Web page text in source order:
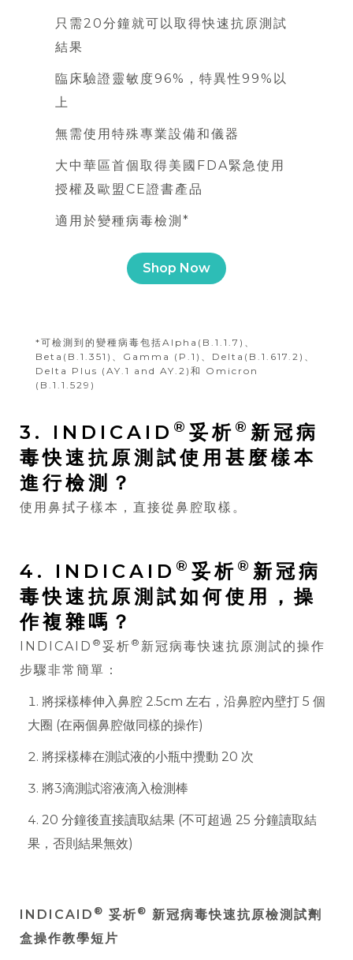
只需20分鐘就可以取得快速抗原測試
結果
臨床驗證靈敏度96%，特異性99%以
上
無需使用特殊專業設備和儀器
大中華區首個取得美國FDA緊急使用
授權及歐盟CE證書產品
適用於變種病毒檢測*
Shop Now
*可檢測到的變種病毒包括Alpha(B.1.1.7)、
Beta(B.1.351)、Gamma (P.1)、Delta(B.1.617.2)、
Delta Plus (AY.1 and AY.2)和 Omicron
(B.1.1.529)
3. INDICAID ® 妥析 ® 新冠病
毒快速抗原測試使用甚麼樣本
進行檢測？
使用鼻拭子樣本，直接從鼻腔取樣。
4. INDICAID ® 妥析 ® 新冠病
毒快速抗原測試如何使用，操
作複雜嗎？
INDICAID ® 妥析 ® 新冠病毒快速抗原測試的操作
步驟非常簡單：
將採樣棒伸入鼻腔 2.5cm 左右，沿鼻腔內壁打 5 個
大圈 (在兩個鼻腔做同樣的操作)
將採樣棒在測試液的小瓶中攪動 20 次
將3滴測試溶液滴入檢測棒
20 分鐘後直接讀取結果 (不可超過 25 分鐘讀取結
果，否則結果無效)
INDICAID ® 妥析 ® 新冠病毒快速抗原檢測試劑
盒操作教學短片